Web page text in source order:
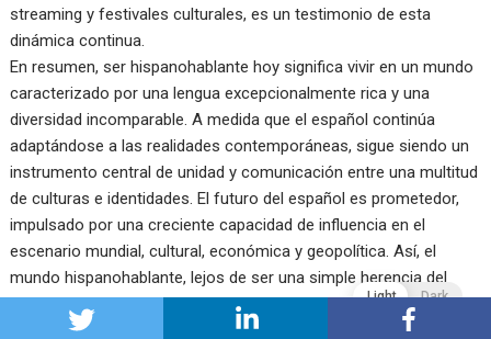
streaming y festivales culturales, es un testimonio de esta
dinámica continua.
En resumen, ser hispanohablante hoy significa vivir en un mundo
caracterizado por una lengua excepcionalmente rica y una
diversidad incomparable. A medida que el español continúa
adaptándose a las realidades contemporáneas, sigue siendo un
instrumento central de unidad y comunicación entre una multitud
de culturas e identidades. El futuro del español es prometedor,
impulsado por una creciente capacidad de influencia en el
escenario mundial, cultural, económica y geopolítica. Así, el
mundo hispanohablante, lejos de ser una simple herencia del
pasado, se afirma como un actor dinámico y esencial en el
mundo moderno.
Light Dark